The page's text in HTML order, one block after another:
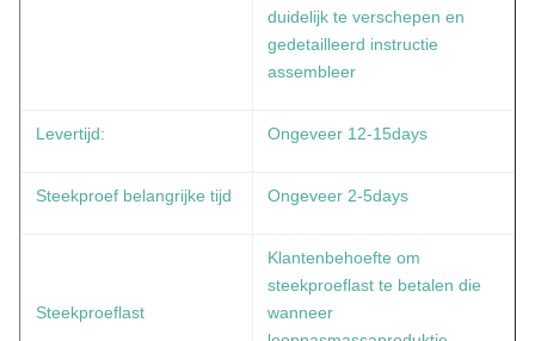
duidelijk te verschepen en
gedetailleerd instructie
assembleer
Levertijd: Ongeveer 12-15days
Steekproef belangrijke tijd Ongeveer 2-5days
Steekproeflast
Klantenbehoefte om
steekproeflast te betalen die
wanneer